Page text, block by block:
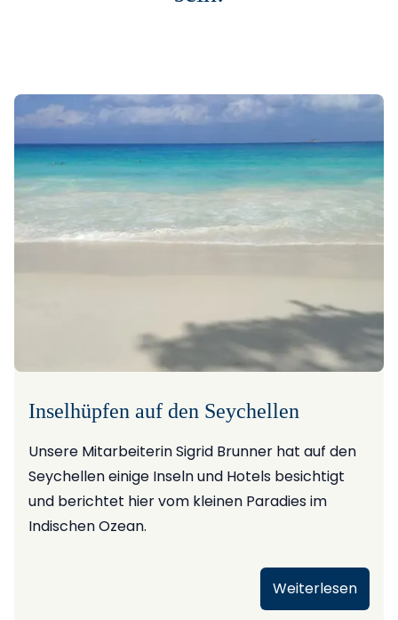
Inselhüpfen auf den Seychellen
Unsere Mitarbeiterin Sigrid Brunner hat auf den
Seychellen einige Inseln und Hotels besichtigt
und berichtet hier vom kleinen Paradies im
Indischen Ozean.
Weiterlesen